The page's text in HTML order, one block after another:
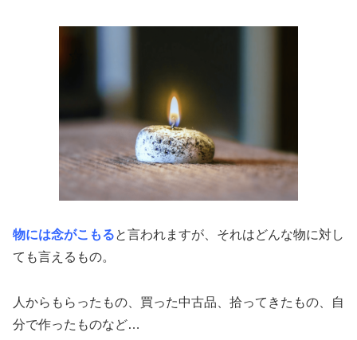
物には念がこもると言われますが、それはどんな物に対し
ても言えるもの。
人からもらったもの、買った中古品、拾ってきたもの、自
分で作ったものなど…